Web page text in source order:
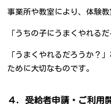
事業所や教室により、体験教
「うちの子にうまくやれるだ
「うまくやれるだろうか？
ために大切なものです。
４．受給者申請・ご利用